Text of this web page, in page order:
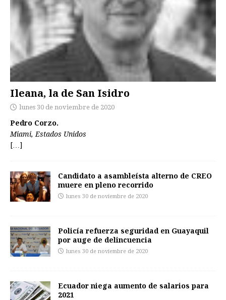
Ileana, la de San Isidro
lunes 30 de noviembre de 2020
Pedro Corzo.
Miami, Estados Unidos
[…]
Candidato a asambleísta alterno de CREO
muere en pleno recorrido
lunes 30 de noviembre de 2020
Policía refuerza seguridad en Guayaquil
por auge de delincuencia
lunes 30 de noviembre de 2020
Ecuador niega aumento de salarios para
2021